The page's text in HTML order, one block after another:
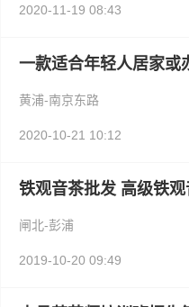
2020-11-19 08:43
一款适合年轻人居家或
黄浦-南京东路
2020-10-21 10:12
铁观音茶批发 高级铁
闸北-彭浦
2019-10-20 09:49